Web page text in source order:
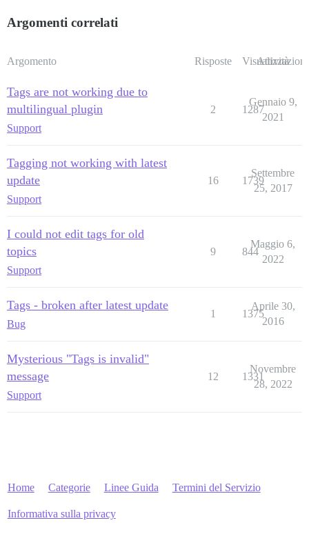
Argomenti correlati
Argomento Risposte Visualizzazioni
Attività
Tags are not working due to
multilingual plugin
Support
2 1287
Gennaio 9,
2021
Tagging not working with latest
update
Support
16 1739
Settembre
25, 2017
I could not edit tags for old
topics
Support
9 844
Maggio 6,
2022
Tags - broken after latest update
Bug
1 1375
Aprile 30,
2016
Mysterious "Tags is invalid"
message
Support
12 1331
Novembre
28, 2022
Home Categorie Linee Guida Termini del Servizio
Informativa sulla privacy